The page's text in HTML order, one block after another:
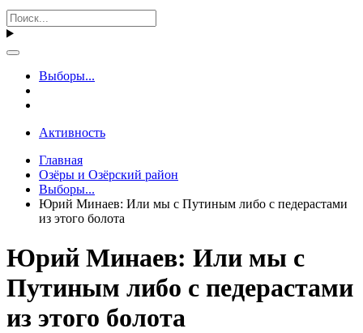
Выборы...
Активность
Главная
Озёры и Озёрский район
Выборы...
Юрий Минаев: Или мы с Путиным либо с педерастами
из этого болота
Юрий Минаев: Или мы с
Путиным либо с педерастами
из этого болота